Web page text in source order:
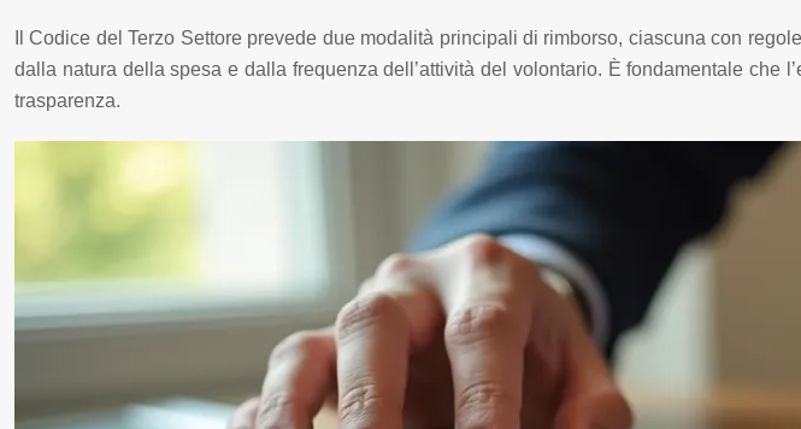
Il Codice del Terzo Settore prevede due modalità principali di rimborso, ciascuna con
dalla natura della spesa e dalla frequenza dell’attività del volontario. È fondamentale
trasparenza.